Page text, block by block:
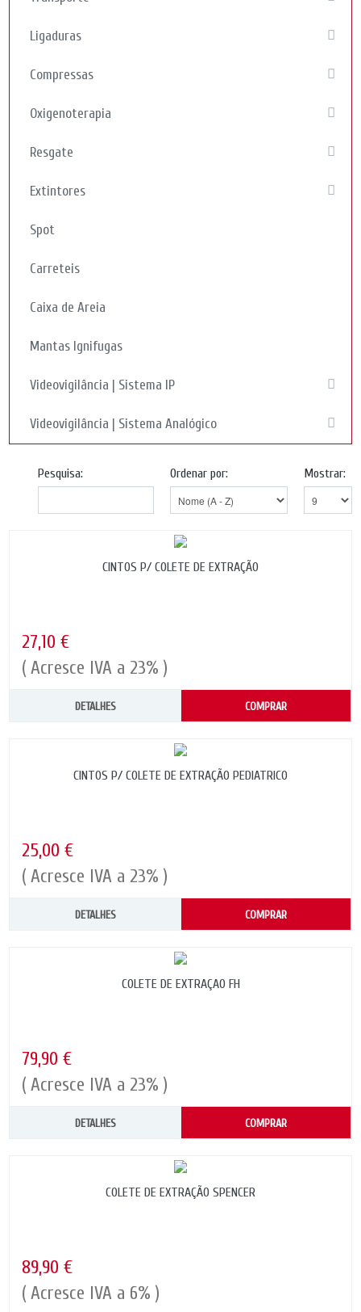
Ligaduras
Compressas
Oxigenoterapia
Resgate
Extintores
Spot
Carreteis
Caixa de Areia
Mantas Ignifugas
Videovigilância | Sistema IP
Videovigilância | Sistema Analógico
Mostrar:
Ordenar por:
Pesquisa:
CINTOS P/ COLETE DE EXTRAÇÃO
27,10 €
( Acresce IVA a 23% )
DETALHES COMPRAR
CINTOS P/ COLETE DE EXTRAÇÃO PEDIATRICO
25,00 €
( Acresce IVA a 23% )
DETALHES COMPRAR
COLETE DE EXTRAÇAO FH
79,90 €
( Acresce IVA a 23% )
DETALHES COMPRAR
COLETE DE EXTRAÇÃO SPENCER
89,90 €
( Acresce IVA a 6% )